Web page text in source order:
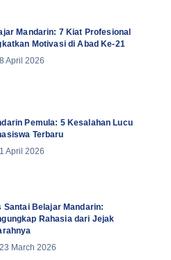
Mandarin: 7 Kiat Profesional
Motivasi di Abad Ke-21
8 April 2026
Pemula: 5 Kesalahan Lucu
Terbaru
1 April 2026
Santai Belajar Mandarin:
Rahasia dari Jejak
23 March 2026